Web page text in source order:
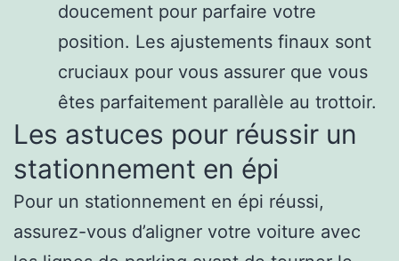
doucement pour parfaire votre
position. Les ajustements finaux sont
cruciaux pour vous assurer que vous
êtes parfaitement parallèle au trottoir.
Les astuces pour réussir un
stationnement en épi
Pour un stationnement en épi réussi,
assurez-vous d’aligner votre voiture avec